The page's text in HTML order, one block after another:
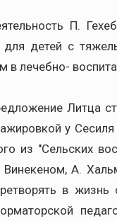
П.
детей с
в лечебно-
Литца
у
из "Сельских
А.
в